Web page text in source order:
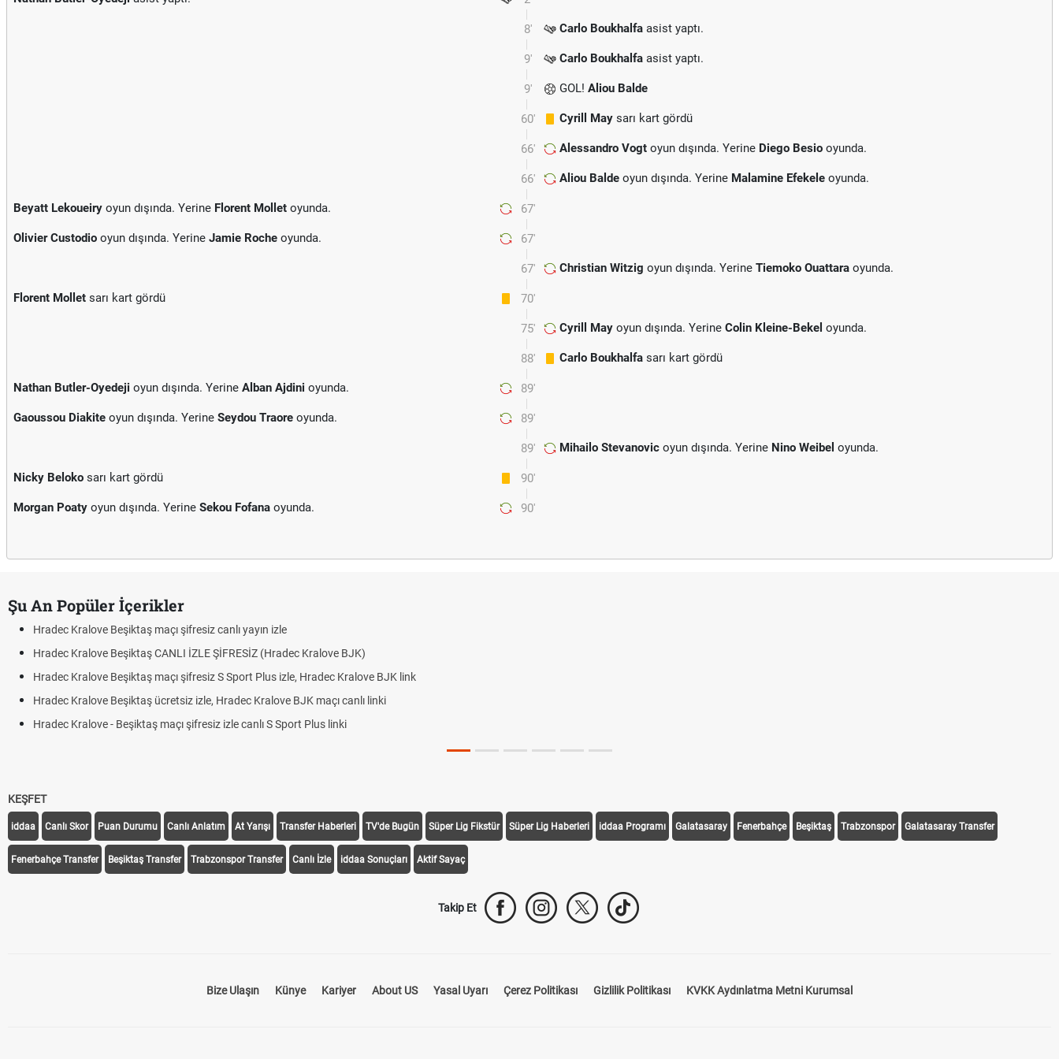
8' Carlo Boukhalfa asist yaptı.
9' Carlo Boukhalfa asist yaptı.
9' GOL! Aliou Balde
60' Cyrill May sarı kart gördü
66' Alessandro Vogt oyun dışında. Yerine Diego Besio oyunda.
66' Aliou Balde oyun dışında. Yerine Malamine Efekele oyunda.
67'
Beyatt Lekoueiry oyun dışında. Yerine Florent Mollet oyunda.
67'
Olivier Custodio oyun dışında. Yerine Jamie Roche oyunda.
67' Christian Witzig oyun dışında. Yerine Tiemoko Ouattara oyunda.
70'
Florent Mollet sarı kart gördü
75' Cyrill May oyun dışında. Yerine Colin Kleine-Bekel oyunda.
88' Carlo Boukhalfa sarı kart gördü
89'
Nathan Butler-Oyedeji oyun dışında. Yerine Alban Ajdini oyunda.
89'
Gaoussou Diakite oyun dışında. Yerine Seydou Traore oyunda.
89' Mihailo Stevanovic oyun dışında. Yerine Nino Weibel oyunda.
90'
Nicky Beloko sarı kart gördü
90'
Morgan Poaty oyun dışında. Yerine Sekou Fofana oyunda.
Şu An Popüler İçerikler
Hradec Kralove Beşiktaş maçı şifresiz canlı yayın izle
Hradec Kralove Beşiktaş CANLI İZLE ŞİFRESİZ (Hradec Kralove BJK)
Hradec Kralove Beşiktaş maçı şifresiz S Sport Plus izle, Hradec Kralove BJK link
Hradec Kralove Beşiktaş ücretsiz izle, Hradec Kralove BJK maçı canlı linki
Hradec Kralove - Beşiktaş maçı şifresiz izle canlı S Sport Plus linki
KEŞFET
iddaa Canlı Skor Puan Durumu Canlı Anlatım At Yarışı Transfer Haberleri TV'de Bugün Süper Lig Fikstür Süper Lig Haberleri iddaa Programı Galatasaray Fenerbahçe Beşiktaş Trabzonspor Galatasaray Transfer
Fenerbahçe Transfer Beşiktaş Transfer Trabzonspor Transfer Canlı İzle iddaa Sonuçları Aktif Sayaç
Takip Et
Bize Ulaşın Künye Kariyer About US Yasal Uyarı Çerez Politikası Gizlilik Politikası KVKK Aydınlatma Metni Kurumsal